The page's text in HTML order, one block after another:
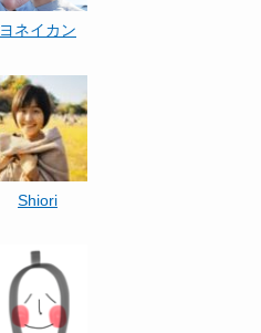
ヨネイカン
Shiori